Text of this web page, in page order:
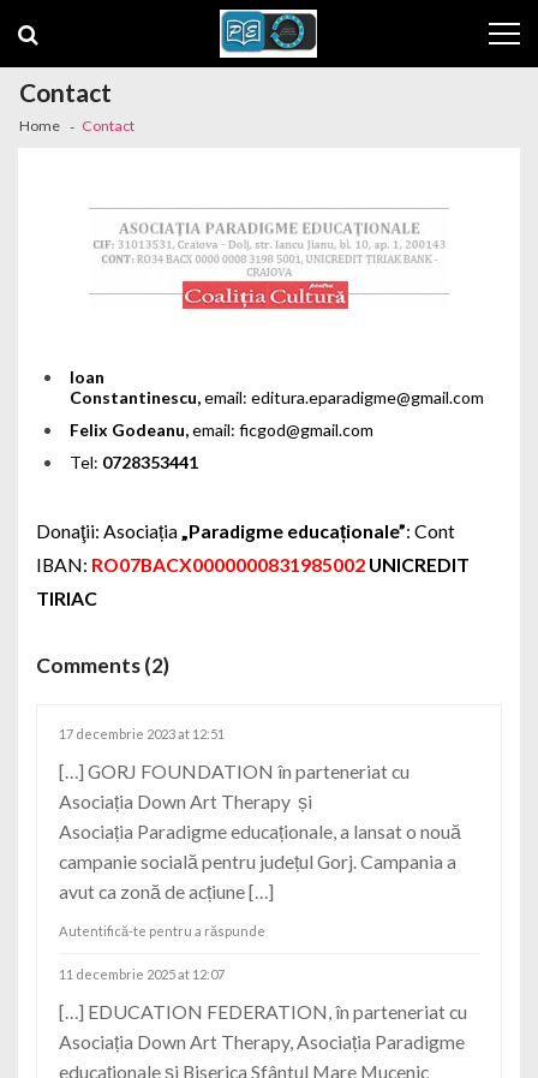
Contact
Home Contact
Ioan
Constantinescu,email: editura.eparadigme@gmail.com
Felix Godeanu,email: ficgod@gmail.com
Tel: 0728353441
Donaţii: Asociația „Paradigme educaționale”: Cont
IBAN: RO07BACX0000000831985002 UNICREDIT
TIRIAC
Comments (2)
17 decembrie 2023 at 12:51
[…] GORJ FOUNDATION în parteneriat cu
Asociația Down Art Therapy și
Asociația Paradigme educaționale, a lansat o nouă
campanie socială pentru județul Gorj. Campania a
avut ca zonă de acțiune […]
Autentifică-te pentru a răspunde
11 decembrie 2025 at 12:07
[…] EDUCATION FEDERATION, în parteneriat cu
Asociația Down Art Therapy, Asociația Paradigme
educaționale și Biserica Sfântul Mare Mucenic